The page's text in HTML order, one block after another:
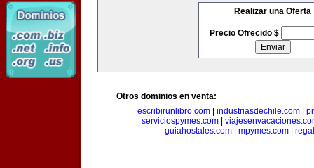
Realizar una Oferta
Precio Ofrecido $
Otros dominios en venta:
escribirunlibro.com| industriasdechile.com|
serviciospymes.com
guiahostales.com
mpymes.com